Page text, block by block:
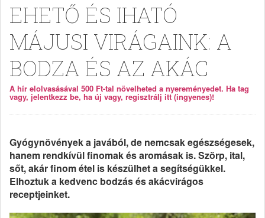
EHETŐ ÉS IHATÓ
MÁJUSI VIRÁGAINK: A
BODZA ÉS AZ AKÁC
A hír elolvasásával 500 Ft-tal növelheted a nyereményedet. Ha tag
vagy, jelentkezz be, ha új vagy, regisztrálj itt (ingyenes)!
Gyógynövények a javából, de nemcsak egészségesek,
hanem rendkívül finomak és aromásak is. Szörp, ital,
sőt, akár finom étel is készülhet a segítségükkel.
Elhoztuk a kedvenc bodzás és akácvirágos
receptjeinket.